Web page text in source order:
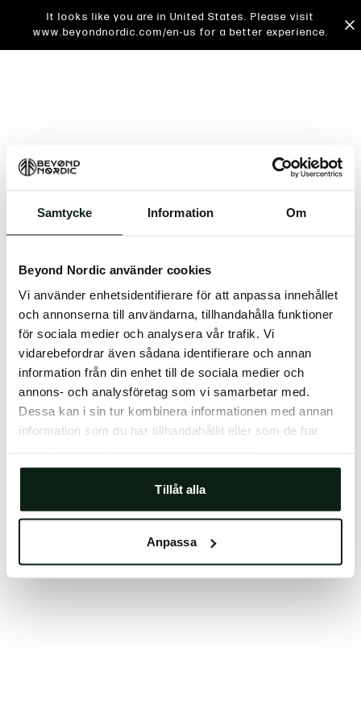
Samtycke Information Om
Beyond Nordic använder cookies
Vi använder enhetsidentifierare för att anpassa innehållet
och annonserna till användarna, tillhandahålla funktioner
för sociala medier och analysera vår trafik. Vi
vidarebefordrar även sådana identifierare och annan
information från din enhet till de sociala medier och
annons- och analysföretag som vi samarbetar med.
Dessa kan i sin tur kombinera informationen med annan
information som du har tillhandahållit eller som de har
Tillåt alla
Anpassa
It looks like you are in United States. Please visit
www.beyondnordic.com/en-us for a better experience.
An unknown error has occurred. An error report has
issue will be investigated.
Click the button below to refresh the website. If the
issue persists, either try waiting a moment or
reopening your browser.
Clearing your browser cache may also help in some
cases.
We apologize for the inconvenience.